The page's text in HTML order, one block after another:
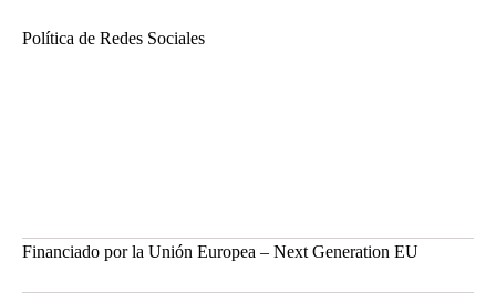
Política de Redes Sociales
Financiado por la Unión Europea – Next Generation EU